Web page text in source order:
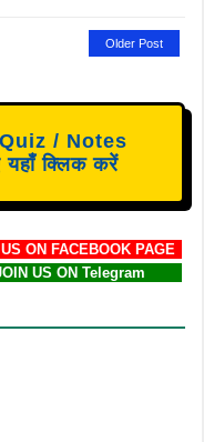
Older Post
/ Notes
क्लिक करें
ON FACEBOOK PAGE
US ON Telegram